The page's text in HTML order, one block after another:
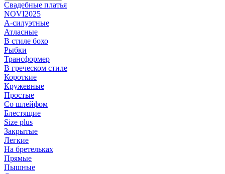
Свадебные платья
NOVI2025
А-силуэтные
Атласные
В стиле бохо
Рыбки
Трансформер
В греческом стиле
Короткие
Кружевные
Простые
Со шлейфом
Блестящие
Size plus
Закрытые
Легкие
На бретельках
Прямые
Пышные